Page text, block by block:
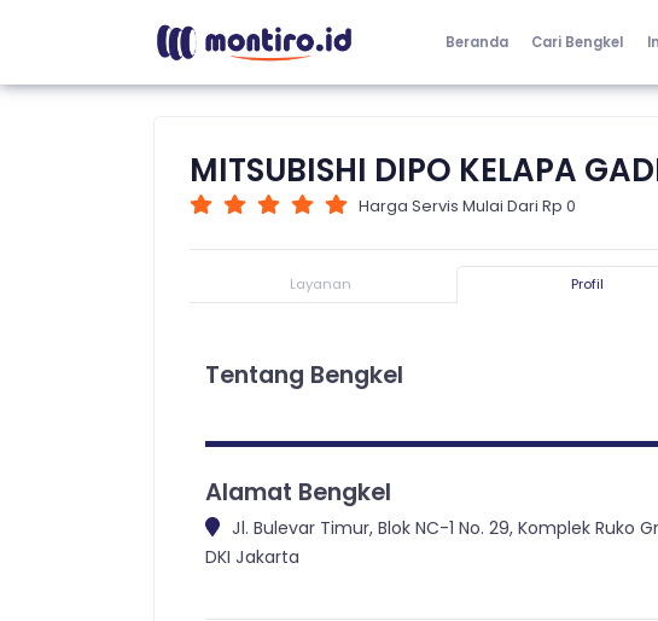
Beranda Cari Bengkel
MITSUBISHI DIPO KELAPA
Harga Servis Mulai Dari Rp 0
Layanan Profil
Tentang Bengkel
Alamat Bengkel
Jl. Bulevar Timur, Blok NC-1 No. 29, Komplek Ruko
DKI Jakarta